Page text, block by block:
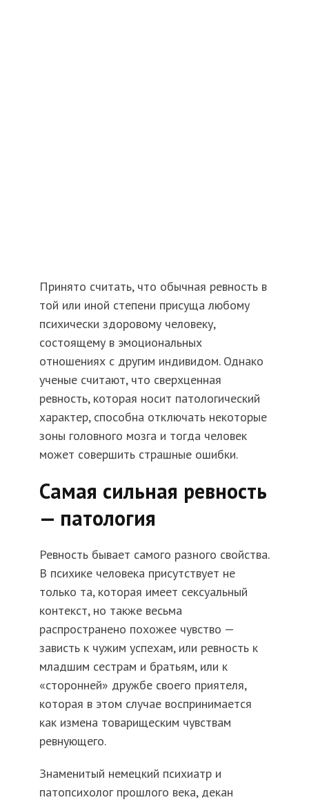
Принято считать, что обычная ревность в
той или иной степени присуща любому
психически здоровому человеку,
состоящему в эмоциональных
отношениях с другим индивидом. Однако
ученые считают, что сверхценная
ревность, которая носит патологический
характер, способна отключать некоторые
зоны головного мозга и тогда человек
может совершить страшные ошибки.
Самая сильная ревность
— патология
Ревность бывает самого разного свойства.
В психике человека присутствует не
только та, которая имеет сексуальный
контекст, но также весьма
распространено похожее чувство —
зависть к чужим успехам, или ревность к
младшим сестрам и братьям, или к
«сторонней» дружбе своего приятеля,
которая в этом случае воспринимается
как измена товарищеским чувствам
ревнующего.
Знаменитый немецкий психиатр и
патопсихолог прошлого века, декан